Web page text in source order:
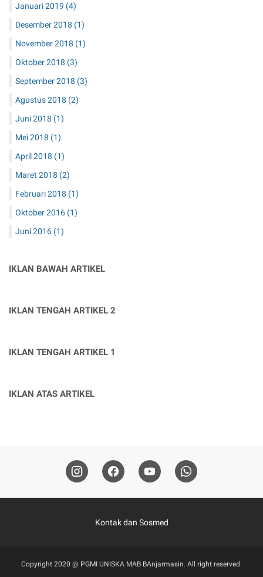
Januari 2019 (4)
Desember 2018 (1)
November 2018 (1)
Oktober 2018 (3)
September 2018 (3)
Agustus 2018 (2)
Juni 2018 (1)
Mei 2018 (1)
April 2018 (1)
Maret 2018 (2)
Februari 2018 (1)
Oktober 2016 (1)
Juni 2016 (1)
IKLAN BAWAH ARTIKEL
IKLAN TENGAH ARTIKEL 2
IKLAN TENGAH ARTIKEL 1
IKLAN ATAS ARTIKEL
Kontak dan Sosmed
Copyright 2020 @ PGMI UNISKA MAB BAnjarmasin. All right reserved.